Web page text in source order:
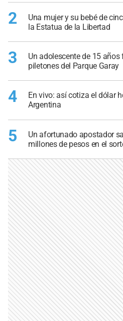
2
Una mujer y su bebé de
la Estatua de la Libertad
3
Un adolescente de 15
piletones del Parque Garay
4
En vivo: así cotiza el dólar
Argentina
5
Un afortunado apostador
millones de pesos en el